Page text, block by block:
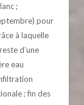
;
pour
à laquelle
d’une
eau
; fin des